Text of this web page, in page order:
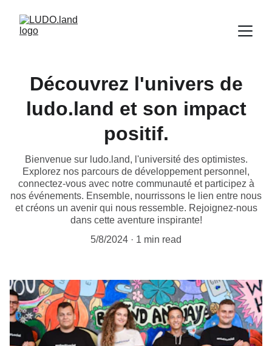
Découvrez l'univers de
ludo.land et son impact
positif.
Bienvenue sur ludo.land, l'université des optimistes.
Explorez nos parcours de développement personnel,
connectez-vous avec notre communauté et participez à
nos événements. Ensemble, nourrissons le lien entre nous
et créons un avenir qui nous ressemble. Rejoignez-nous
dans cette aventure inspirante!
5/8/2024
1 min read